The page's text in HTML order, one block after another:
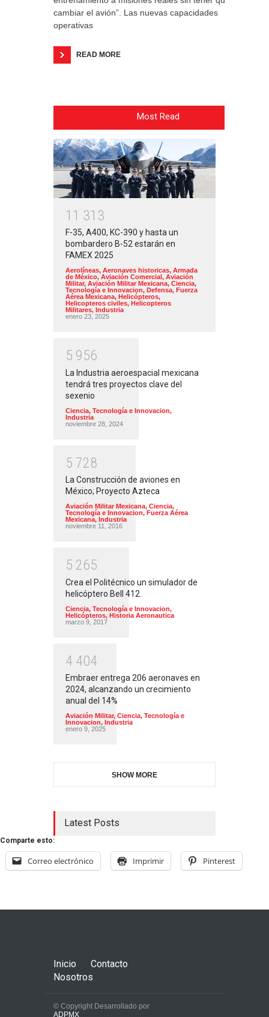
cambiar el avión”. Las nuevas capacidades
operativas
READ MORE
Most Read
1 1 31 3
F-35, A400, KC-390 y hasta un
bombardero B-52 estarán en
FAMEX 2025
Aerolíneas, Aeronaves historicas, Armada
de México, Aviación Comercial, Aviación
Militar, Aviación Militar Mexicana, Ciencia,
Tecnología e Innovacion, Defensa, Fuerza
Aérea Mexicana, Helicópteros,
Helicopteros civiles, Helicopteros
Militares, Industria
enero 23, 2025
5 956
La Industria aeroespacial mexicana
tendrá tres proyectos clave del
sexenio
Ciencia, Tecnología e Innovacion,
Industria
noviembre 28, 2024
5 728
La Construcción de aviones en
México; Proyecto Azteca
Aviación Militar Mexicana, Ciencia,
Tecnología e Innovacion, Fuerza Aérea
Mexicana, Industria
noviembre 11, 2016
5 265
Crea el Politécnico un simulador de
helicóptero Bell 412.
Ciencia, Tecnología e Innovacion,
Helicópteros, Historia Aeronautica
marzo 9, 2017
4 404
Embraer entrega 206 aeronaves en
2024, alcanzando un crecimiento
anual del 14%
Aviación Militar, Ciencia, Tecnología e
Innovacion, Industria
enero 9, 2025
SHOW MORE
Latest Posts
Comparte esto:
Correo electrónico Imprimir Pinterest
Inicio
Contacto
Nosotros
© Copyright Desarrollado por
ADPMX